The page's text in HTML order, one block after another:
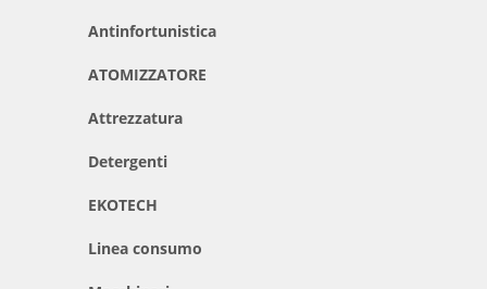
Antinfortunistica
ATOMIZZATORE
Attrezzatura
Detergenti
EKOTECH
Linea consumo